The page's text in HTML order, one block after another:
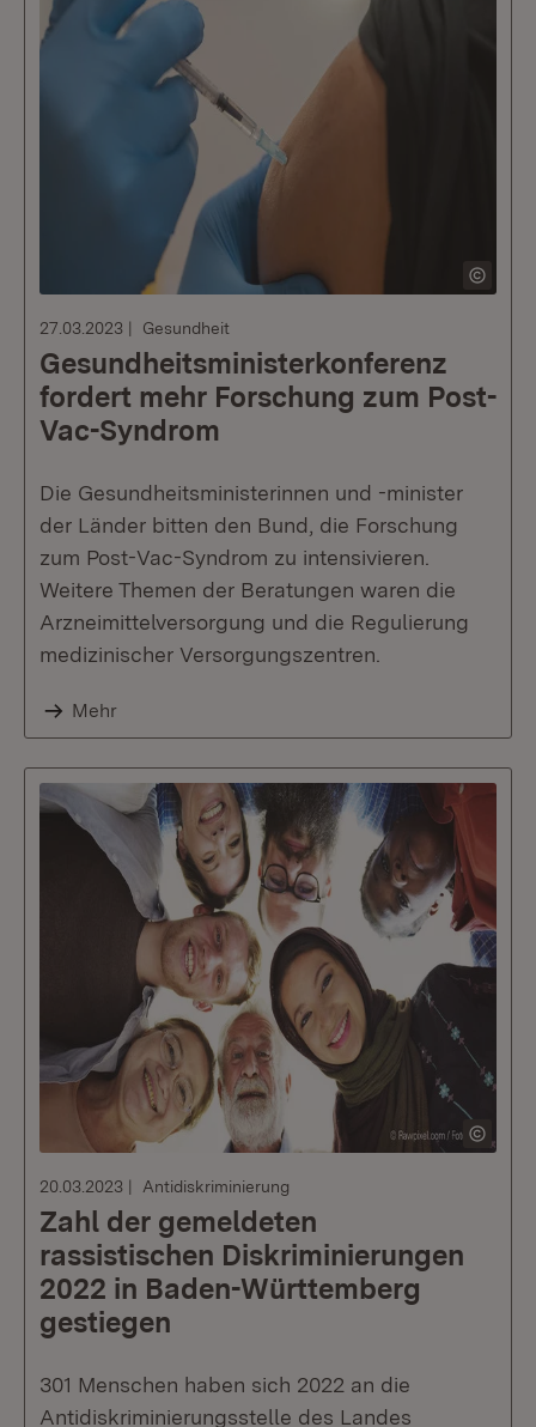
27.03.2023 Gesundheit
Gesundheitsministerkonferenz
fordert mehr Forschung zum Post-
Vac-Syndrom
Die Gesundheitsministerinnen und -minister
der Länder bitten den Bund, die Forschung
zum Post-Vac-Syndrom zu intensivieren.
Weitere Themen der Beratungen waren die
Arzneimittelversorgung und die Regulierung
medizinischer Versorgungszentren.
Mehr
20.03.2023 Antidiskriminierung
Zahl der gemeldeten
rassistischen Diskriminierungen
2022 in Baden-Württemberg
gestiegen
301 Menschen haben sich 2022 an die
Antidiskriminierungsstelle des Landes